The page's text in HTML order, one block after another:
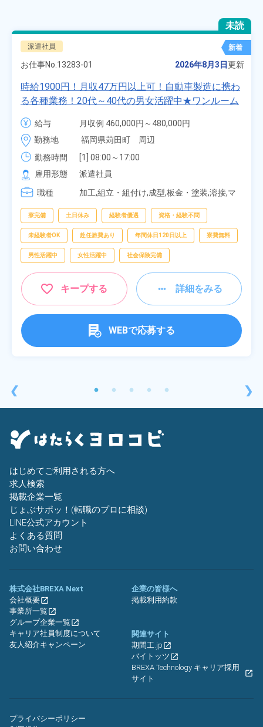
❮
未読
派遣社員 新着
お仕事No. 13283-01 2026年8月3日更新
時給1900円！月収47万円以上可！自動車製造に携わ
る各種業務！20代～40代の男女活躍中★ワンルーム
寮無料！マイカー通勤OK！無料駐車場あり！赴任旅
費会社負担！社員食堂あり！日払いあり！土日休
み！特別賞与90万円支給！《福岡県京都郡苅田町》
給与
月収例 460,000円～480,000円
時給 1,900円～1,900円
勤務地
福岡県苅田町　周辺
勤務時間
[1] 08:00～17:00
[2] 20:00～05:00
[3] 06:30～15:00
[4] 14:30～23:00
雇用形態
派遣社員
職種
加工,組立・組付け,成型,板金・塗装,溶接,マ
査,物流・配送
寮完備 土日休み 経験者優遇 資格・経験不問
未経験者OK 赴任旅費あり 年間休日120日以上 寮費無料
男性活躍中 女性活躍中 社会保険完備
キープする 詳細をみる
WEBで応募する
❯
はじめてご利用される方へ
求人検索
掲載企業一覧
じょぶサポッ！(転職のプロに相談)
LINE公式アカウント
よくある質問
お問い合わせ
株式会社BREXA Next
会社概要
事業所一覧
グループ企業一覧
キャリア社員制度について
友人紹介キャンペーン
企業の皆様へ
掲載利用約款
関連サイト
期間工.jp
バイトッツ
BREXA Technology キャリア採用
サイト
プライバシーポリシー